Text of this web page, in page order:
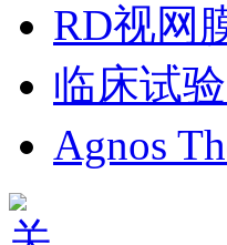
RD视网
临床试
Agnos